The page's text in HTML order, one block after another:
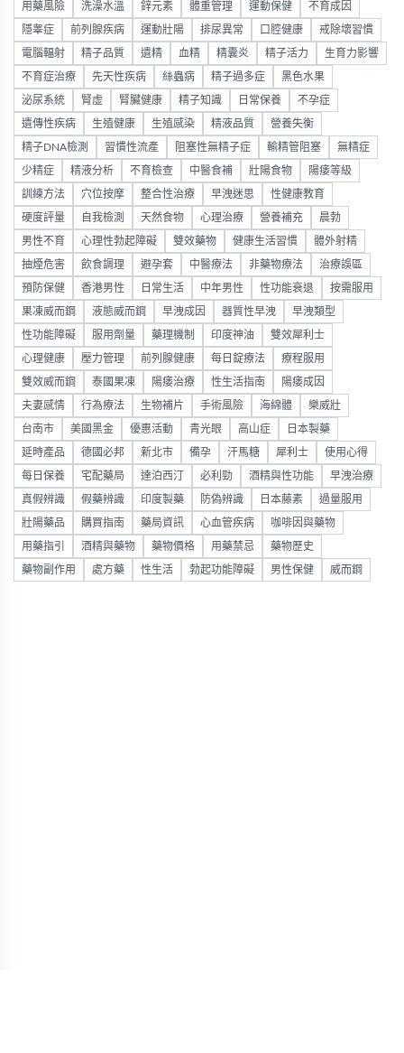
用藥風險 洗澡水溫 鋅元素 體重管理 運動保健 不育成因
隱睾症 前列腺疾病 運動壯陽 排尿異常 口腔健康 戒除壞習慣
電腦輻射 精子品質 遺精 血精 精囊炎 精子活力 生育力影響
不育症治療 先天性疾病 絲蟲病 精子過多症 黑色水果
泌尿系統 腎虛 腎臟健康 精子知識 日常保養 不孕症
遺傳性疾病 生殖健康 生殖感染 精液品質 營養失衡
精子DNA檢測 習慣性流產 阻塞性無精子症 輸精管阻塞 無精症
少精症 精液分析 不育檢查 中醫食補 壯陽食物 陽痿等級
訓練方法 穴位按摩 整合性治療 早洩迷思 性健康教育
硬度評量 自我檢測 天然食物 心理治療 營養補充 晨勃
男性不育 心理性勃起障礙 雙效藥物 健康生活習慣 體外射精
抽煙危害 飲食調理 避孕套 中醫療法 非藥物療法 治療誤區
預防保健 香港男性 日常生活 中年男性 性功能衰退 按需服用
果凍威而鋼 液態威而鋼 早洩成因 器質性早洩 早洩類型
性功能障礙 服用劑量 藥理機制 印度神油 雙效犀利士
心理健康 壓力管理 前列腺健康 每日錠療法 療程服用
雙效威而鋼 泰國果凍 陽痿治療 性生活指南 陽痿成因
夫妻感情 行為療法 生物補片 手術風險 海綿體 樂威壯
台南市 美國黑金 優惠活動 青光眼 高山症 日本製藥
延時產品 德國必邦 新北市 備孕 汗馬糖 犀利士 使用心得
每日保養 宅配藥局 達泊西汀 必利勁 酒精與性功能 早洩治療
真假辨識 假藥辨識 印度製藥 防偽辨識 日本藤素 過量服用
壯陽藥品 購買指南 藥局資訊 心血管疾病 咖啡因與藥物
用藥指引 酒精與藥物 藥物價格 用藥禁忌 藥物歷史
藥物副作用 處方藥 性生活 勃起功能障礙 男性保健 威而鋼